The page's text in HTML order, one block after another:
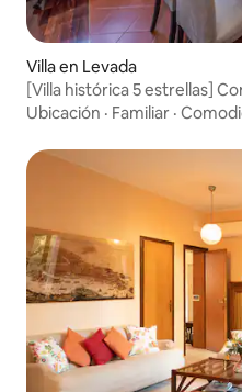
Villa en Levada
[Villa histórica 5 estrellas]
Ubicación · Familiar ·